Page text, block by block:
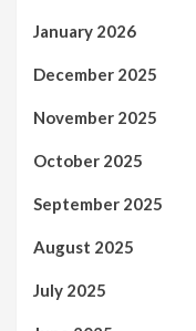
January 2026
December 2025
November 2025
October 2025
September 2025
August 2025
July 2025